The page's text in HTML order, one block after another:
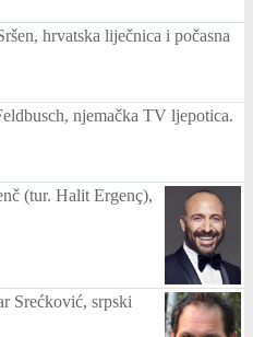
hrvatska liječnica i počasna
njemačka TV ljepotica.
(tur. Halit Ergenç),
Srećković, srpski